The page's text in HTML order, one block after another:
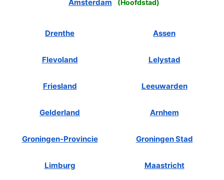
Amsterdam (Hoofdstad)
Drenthe Assen
Flevoland Lelystad
Friesland Leeuwarden
Gelderland Arnhem
Groningen-Provincie Groningen Stad
Limburg Maastricht